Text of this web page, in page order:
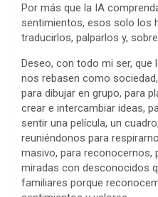
Por más que la IA
sentimientos, esos solo los
traducirlos, palparlos y,
Deseo, con todo mi ser,
nos rebasen como
para dibujar en grupo, para
crear e intercambiar ideas,
sentir una película, un
reuniéndonos para
masivo, para reconocernos,
miradas con desconocidos
familiares porque